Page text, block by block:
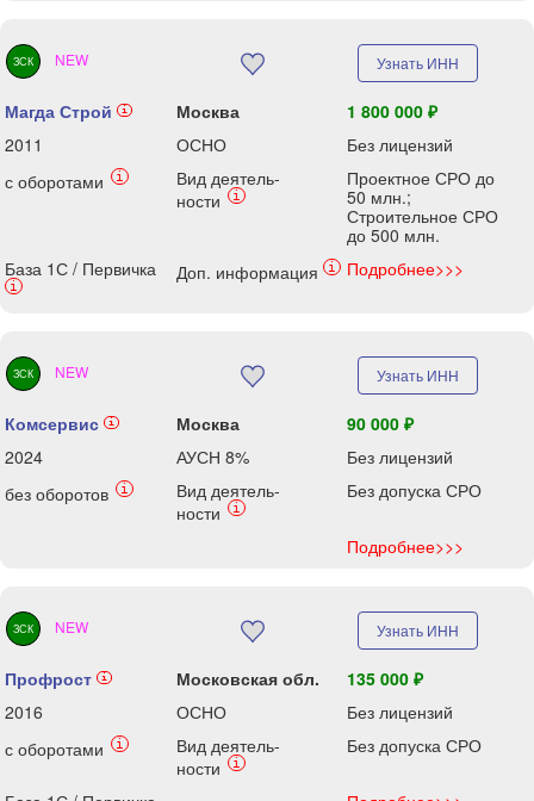
ЗСК NEW Узнать ИНН
Магда Строй i Москва
1 800 000 ₽
2011
ОСНО
Без лицензий
с оборотами
i
Вид деятель-
ности
i
Проектное СРО до
50 млн.;
Строительное СРО
до 500 млн.
База 1С / Первичка
i
Доп. информация i Подробнее>>>
ЗСК NEW Узнать ИНН
Комсервис i Москва
90 000 ₽
2024
АУСН 8%
Без лицензий
без оборотов
i
Вид деятель-
ности
i
Без допуска СРО
Подробнее>>>
ЗСК NEW Узнать ИНН
Профрост i Московская обл.
135 000 ₽
2016
ОСНО
Без лицензий
с оборотами
i
Вид деятель-
ности
i
Без допуска СРО